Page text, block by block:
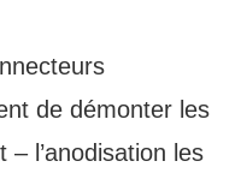
de démonter les
l’anodisation les